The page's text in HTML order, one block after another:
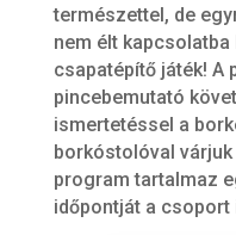
természettel, de
nem élt
csapatépítő játék! A
pincebemutató
ismertetéssel a
borkóstolóval
program tartalmaz
időpontját a csoport